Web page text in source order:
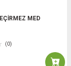
MED
(0)